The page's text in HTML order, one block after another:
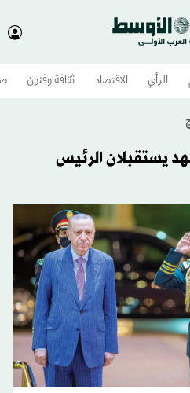
الرأي الاقتصاد ثقافة وفنون
يستقبلان الرئيس